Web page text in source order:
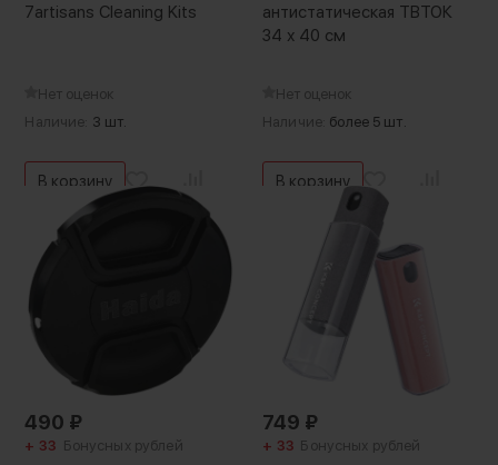
7artisans Cleaning Kits
Нет оценок
Наличие: 3 шт.
В корзину
антистатическая ТВТОК
34 х 40 см
Нет оценок
Наличие: более 5 шт.
В корзину
490 ₽
+ 33 Бонусных рублей
749 ₽
+ 33 Бонусных рублей